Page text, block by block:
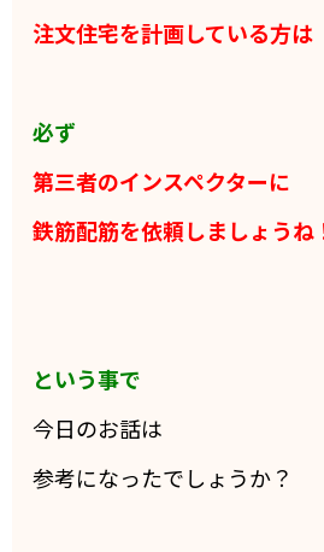
注文住宅を計画している方は
必ず
第三者のインスペクターに
鉄筋配筋を依頼しましょうね
という事で
今日のお話は
参考になったでしょうか？